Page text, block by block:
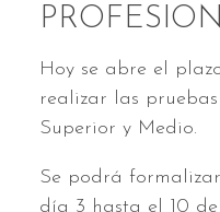
Hoy se abre el
realizar las
Superior y Medio.
Se podrá
día 3 hasta el 10 de